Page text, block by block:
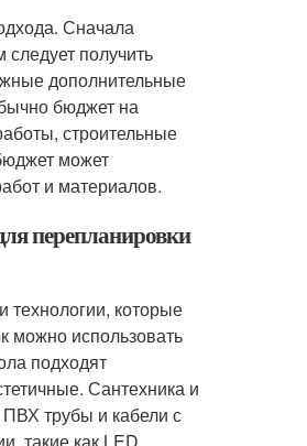
Сначала
получить
дополнительные
бюджет на
строительные
может
и материалов.
перепланировки
которые
можно использовать
подходят
Сантехника и
трубы и кабели с